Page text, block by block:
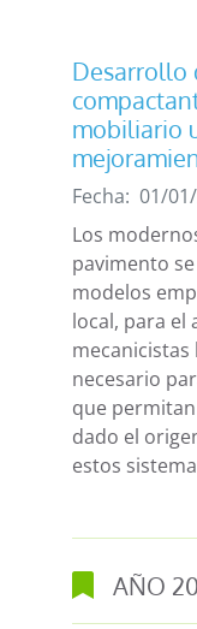
Desarrollo
mobiliario
Fecha: 01/
Los
pavimento
modelos
local, para el
mecanicistas
necesario
que
dado el
estos
AÑO